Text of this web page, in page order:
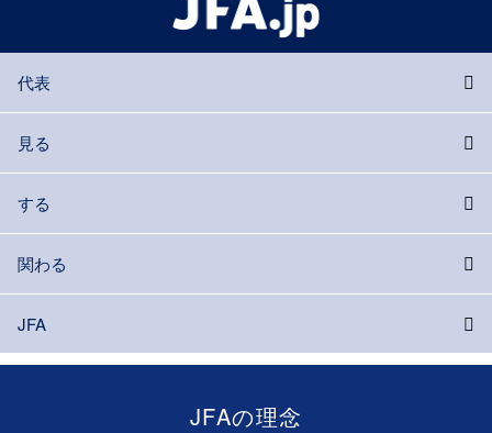
代表
見る
する
関わる
JFA
JFAの理念